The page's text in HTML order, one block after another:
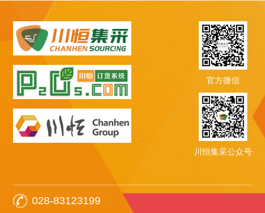
官方微信
川恒集采公众号
028-83123199